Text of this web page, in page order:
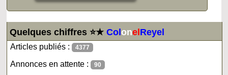
Quelques chiffres ⭐★ColonelReyel
Articles publiés : 4377
Annonces en attente : 90